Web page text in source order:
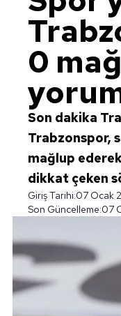
0
Son dakika
Trabzonspor,
mağlup ederek
dikkat çeken
Giriş Tarihi:07 Ocak
Son Güncelleme:07